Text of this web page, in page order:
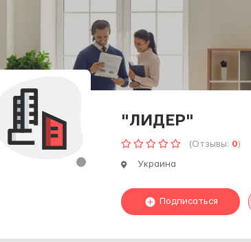
"ЛИДЕР"
(Отзывы: 0)
Украина
Подписаться